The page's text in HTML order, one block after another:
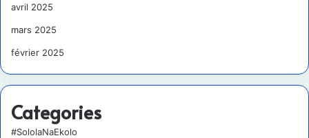
avril 2025
mars 2025
février 2025
Categories
#SololaNaEkolo